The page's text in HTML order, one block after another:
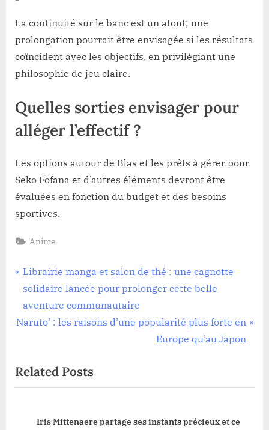
La continuité sur le banc est un atout; une
prolongation pourrait être envisagée si les résultats
coïncident avec les objectifs, en privilégiant une
philosophie de jeu claire.
Quelles sorties envisager pour
alléger l’effectif ?
Les options autour de Blas et les prêts à gérer pour
Seko Fofana et d’autres éléments devront être
évaluées en fonction du budget et des besoins
sportives.
Anime
Navigation
de
l’article
P
r
e
v
u
s
Librairie manga et salon de thé : une cagnotte
solidaire lancée pour prolonger cette belle
aventure communautaire
N
t
P
Naruto’ : les raisons d’une popularité plus forte en
Europe qu’au Japon
Related Posts
Iris Mittenaere partage ses instants précieux et ce